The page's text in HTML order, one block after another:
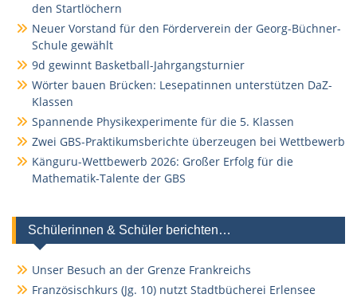
den Startlöchern
Neuer Vorstand für den Förderverein der Georg-Büchner-
Schule gewählt
9d gewinnt Basketball-Jahrgangsturnier
Wörter bauen Brücken: Lesepatinnen unterstützen DaZ-
Klassen
Spannende Physikexperimente für die 5. Klassen
Zwei GBS-Praktikumsberichte überzeugen bei Wettbewerb
Känguru-Wettbewerb 2026: Großer Erfolg für die
Mathematik-Talente der GBS
Schülerinnen & Schüler berichten…
Unser Besuch an der Grenze Frankreichs
Französischkurs (Jg. 10) nutzt Stadtbücherei Erlensee